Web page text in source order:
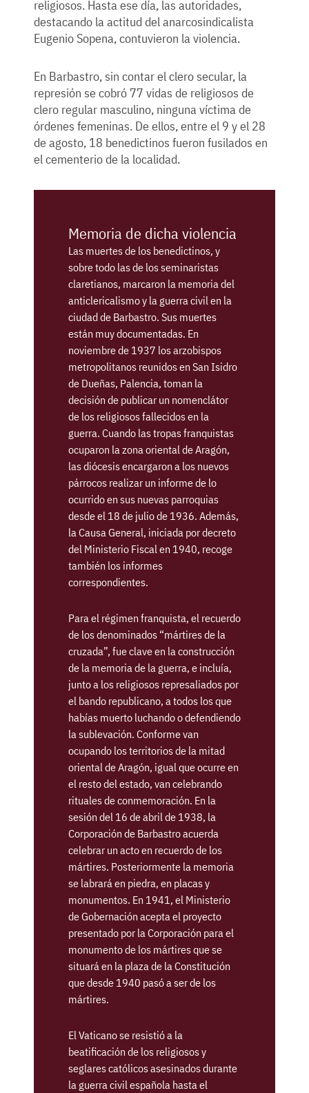
religiosos. Hasta ese día, las autoridades,
destacando la actitud del anarcosindicalista
Eugenio Sopena, contuvieron la violencia.
En Barbastro, sin contar el clero secular, la
represión se cobró 77 vidas de religiosos de
clero regular masculino, ninguna víctima de
órdenes femeninas. De ellos, entre el 9 y el 28
de agosto, 18 benedictinos fueron fusilados en
el cementerio de la localidad.
Memoria de dicha violencia
Las muertes de los benedictinos, y
sobre todo las de los seminaristas
claretianos, marcaron la memoria del
anticlericalismo y la guerra civil en la
ciudad de Barbastro. Sus muertes
están muy documentadas. En
noviembre de 1937 los arzobispos
metropolitanos reunidos en San Isidro
de Dueñas, Palencia, toman la
decisión de publicar un nomenclátor
de los religiosos fallecidos en la
guerra. Cuando las tropas franquistas
ocuparon la zona oriental de Aragón,
las diócesis encargaron a los nuevos
párrocos realizar un informe de lo
ocurrido en sus nuevas parroquias
desde el 18 de julio de 1936. Además,
la Causa General, iniciada por decreto
del Ministerio Fiscal en 1940, recoge
también los informes
correspondientes.
Para el régimen franquista, el recuerdo
de los denominados “mártires de la
cruzada”, fue clave en la construcción
de la memoria de la guerra, e incluía,
junto a los religiosos represaliados por
el bando republicano, a todos los que
habías muerto luchando o defendiendo
la sublevación. Conforme van
ocupando los territorios de la mitad
oriental de Aragón, igual que ocurre en
el resto del estado, van celebrando
rituales de conmemoración. En la
sesión del 16 de abril de 1938, la
Corporación de Barbastro acuerda
celebrar un acto en recuerdo de los
mártires. Posteriormente la memoria
se labrará en piedra, en placas y
monumentos. En 1941, el Ministerio
de Gobernación acepta el proyecto
presentado por la Corporación para el
monumento de los mártires que se
situará en la plaza de la Constitución
que desde 1940 pasó a ser de los
mártires.
El Vaticano se resistió a la
beatificación de los religiosos y
seglares católicos asesinados durante
la guerra civil española hasta el